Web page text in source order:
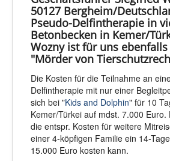
50127 Bergheim/
Pseudo-Delfintherapie in
Betonbecken in Kemer/
Wozny ist für uns
"Mörder von
Die Kosten für die Teilnahme an
Delfintherapie mit nur einer
sich bei "Kids and Dolphin" für 10
Kemer/Türkei auf mdst. 7.000 Euro.
die entspr. Kosten für weitere
einer 4-köpfigen Familie ein 14-
15.000 Euro kosten kann.